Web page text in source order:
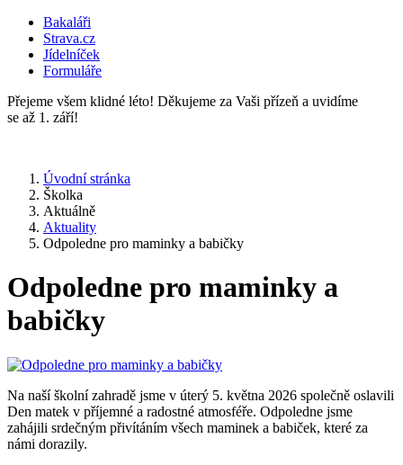
Bakaláři
Strava.cz
Jídelníček
Formuláře
Přejeme všem klidné léto! Děkujeme za Vaši přízeň a uvidíme
se až 1. září!
Úvodní stránka
Školka
Aktuálně
Aktuality
Odpoledne pro maminky a babičky
Odpoledne pro maminky a
babičky
Na naší školní zahradě jsme v úterý 5. května 2026 společně oslavili
Den matek v příjemné a radostné atmosféře. Odpoledne jsme
zahájili srdečným přivítáním všech maminek a babiček, které za
námi dorazily.